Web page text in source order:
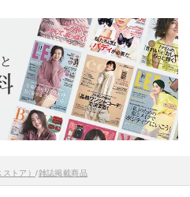
ストア）/雑誌掲載商品